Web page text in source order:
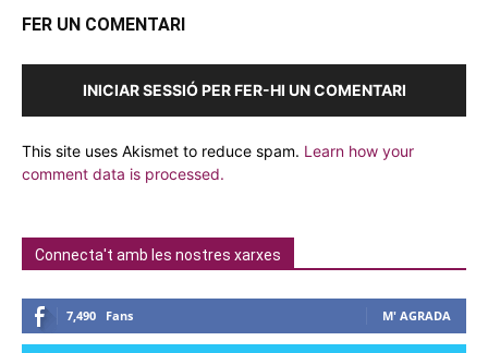
FER UN COMENTARI
INICIAR SESSIÓ PER FER-HI UN COMENTARI
This site uses Akismet to reduce spam. Learn how your
comment data is processed.
Connecta't amb les nostres xarxes
7,490 Fans M' AGRADA